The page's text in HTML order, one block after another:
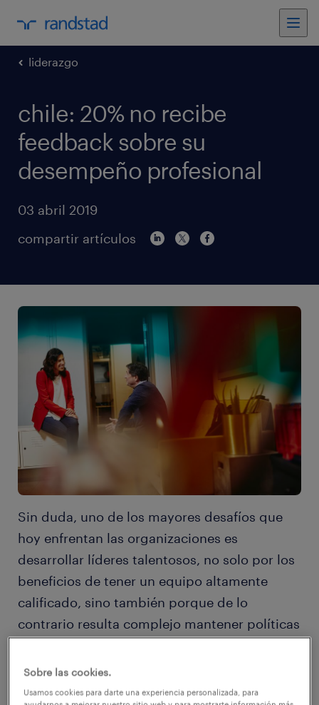
liderazgo
chile: 20% no recibe
feedback sobre su
desempeño profesional
03 abril 2019
compartir artículos
Sin duda, uno de los mayores desafíos que
hoy enfrentan las organizaciones es
desarrollar líderes talentosos, no solo por los
beneficios de tener un equipo altamente
calificado, sino también porque de lo
contrario resulta complejo mantener políticas
Y en esto, el rol de las evaluaciones de
Sobre las cookies.
Usamos cookies para darte una experiencia personalizada, para